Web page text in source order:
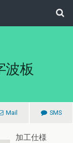
波板
Mail SMS
加工仕様